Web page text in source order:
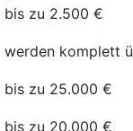
bis zu 2.500 €
werden komplett
bis zu 25.000 €
bis zu 20.000 €